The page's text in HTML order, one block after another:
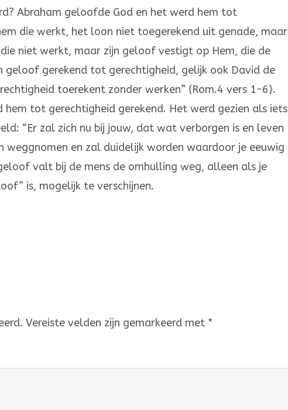
Abraham geloofde God en het werd hem tot
die werkt, het loon niet toegerekend uit genade, maar
niet werkt, maar zijn geloof vestigt op Hem, die de
gerekend tot gerechtigheid, gelijk ook David de
toerekent zonder werken” {Rom.4 vers 1-6}.
tot gerechtigheid gerekend. Het werd gezien als iets
“Er zal zich nu bij jouw, dat wat verborgen is en leven
en zal duidelijk worden waardoor je eeuwig
valt bij de mens de omhulling weg, alleen als je
is, mogelijk te verschijnen.
Vereiste velden zijn gemarkeerd met *